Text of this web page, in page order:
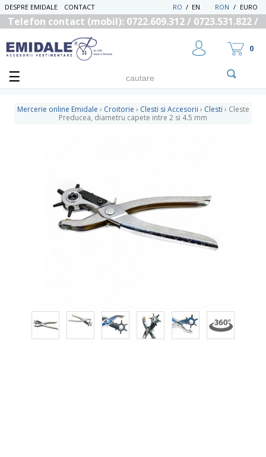
DESPRE EMIDALE CONTACT RON / EURO
EN
/
RO
Telefon contact (mobil): 0722.609.312 / 0723.531.822 /
0
Mercerie online Emidale › Croitorie › Clesti si Accesorii › Clesti › Cleste
Preducea, diametru capete intre 2 si 4.5 mm